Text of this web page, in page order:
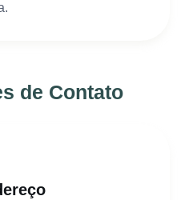
de Contato